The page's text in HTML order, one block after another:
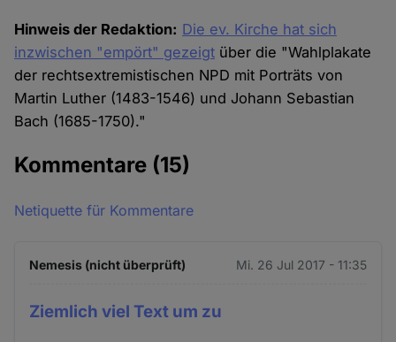
Hinweis der Redaktion: Die ev. Kirche hat sich
inzwischen "empört" gezeigt über die "Wahlplakate
der rechtsextremistischen NPD mit Porträts von
Martin Luther (1483-1546) und Johann Sebastian
Bach (1685-1750)."
Kommentare (15)
Netiquette für Kommentare
Nemesis (nicht überprüft) Mi. 26 Jul 2017 - 11:35
Ziemlich viel Text um zu